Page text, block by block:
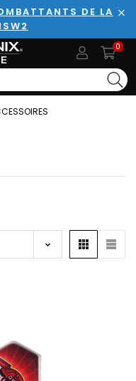
DE LA
0